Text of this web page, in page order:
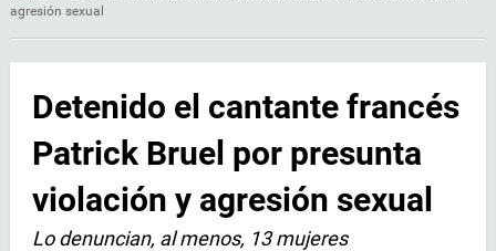
agresión sexual
Detenido el cantante francés
Patrick Bruel por presunta
violación y agresión sexual
Lo denuncian, al menos, 13 mujeres